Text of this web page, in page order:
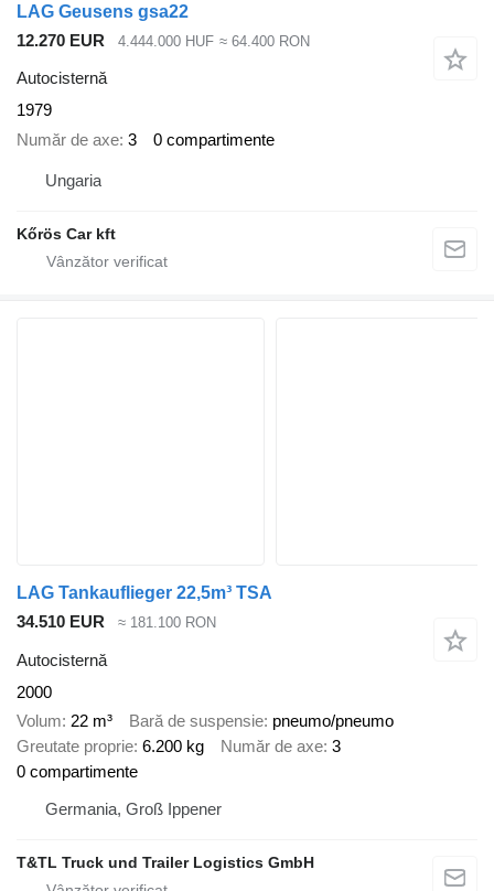
LAG Geusens gsa22
12.270 EUR
4.444.000 HUF ≈ 64.400 RON
Autocisternă
1979
Număr de axe 3 0 compartimente
Ungaria
Kőrös Car kft
LAG Tankauflieger 22,5m³ TSA
34.510 EUR
≈ 181.100 RON
Autocisternă
2000
Volum 22 m³ Bară de suspensie pneumo/pneumo
Greutate proprie 6.200 kg Număr de axe 3
0 compartimente
Germania, Groß Ippener
T&TL Truck und Trailer Logistics GmbH